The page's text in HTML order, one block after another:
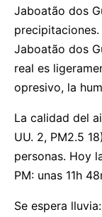
Jaboatão dos
Jaboatão dos
real es
opresivo, la
La calidad del
UU. 2, PM2.5
personas. Hoy
PM: unas 11h
Se espera